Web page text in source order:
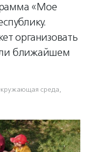
«Мое
организовать
ближайшем
среда,